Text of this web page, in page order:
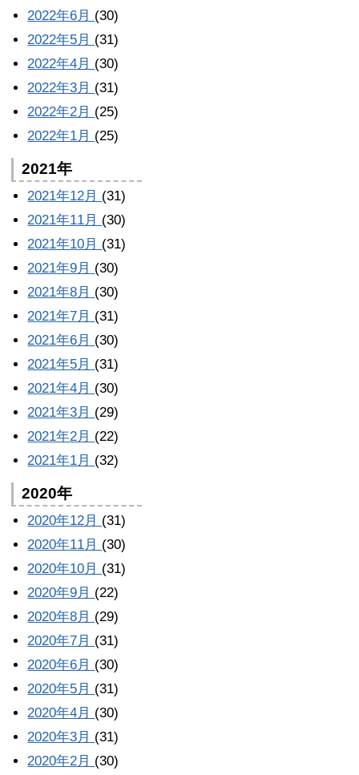
2022年6月 (30)
2022年5月 (31)
2022年4月 (30)
2022年3月 (31)
2022年2月 (25)
2022年1月 (25)
2021年
2021年12月 (31)
2021年11月 (30)
2021年10月 (31)
2021年9月 (30)
2021年8月 (30)
2021年7月 (31)
2021年6月 (30)
2021年5月 (31)
2021年4月 (30)
2021年3月 (29)
2021年2月 (22)
2021年1月 (32)
2020年
2020年12月 (31)
2020年11月 (30)
2020年10月 (31)
2020年9月 (22)
2020年8月 (29)
2020年7月 (31)
2020年6月 (30)
2020年5月 (31)
2020年4月 (30)
2020年3月 (31)
2020年2月 (30)